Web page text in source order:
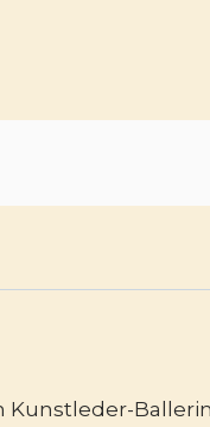
Kunstleder-